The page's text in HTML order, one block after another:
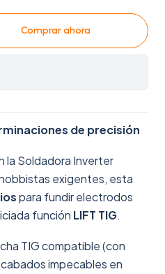
Comprar ahora
de precisión
la Soldadora Inverter
exigentes, esta
para fundir electrodos
función LIFT TIG.
TIG compatible (con
impecables en